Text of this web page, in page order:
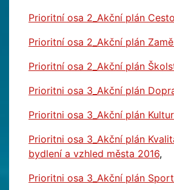
Prioritní osa 2_Akční plán
Prioritní osa 2_Akční plán
Prioritní osa 2_Akční plán
Prioritni osa 3_Akční plán
Prioritni osa 3_Akční plán
Prioritni osa 3_Akční plán
bydlení a vzhled města 2016,
Prioritni osa 3_Akční plán